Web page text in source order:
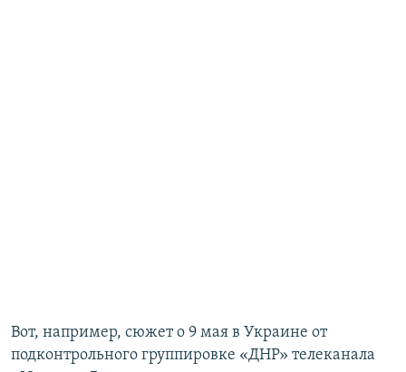
Вот, например, сюжет о 9 мая в Украине от
подконтрольного группировке «ДНР» телеканала